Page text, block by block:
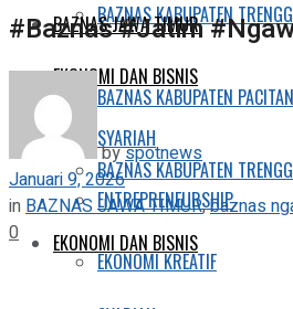
BAZNAS KABUPATEN
EKONOMI DAN BISNIS
SYARIAH
ENTREPRENEURSHIP
EKONOMI KREATIF
BAZNAS JAWA TIMUR
BAZNAS KABUPATEN PACITAN
BAZNAS KABUPATEN
EKONOMI DAN BISNIS
#Baznas #Jatim
byspotnews
Januari 9, 2026
in BAZNAS JAWA TIMUR,baznas
0